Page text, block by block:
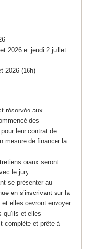
2026 et jeudi 2 juillet
2026 (16h)
réservée aux
des
leur contrat de
mesure de financer la
oraux seront
le jury.
se présenter au
en s’inscrivant sur la
elles devront envoyer
qu’ils et elles
complète et prête à